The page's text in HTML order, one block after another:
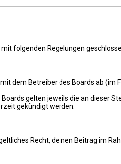
folgenden Regelungen
dem Betreiber des Boards ab (im
gelten jeweils die an dieser
gekündigt werden.
Recht, deinen Beitrag im